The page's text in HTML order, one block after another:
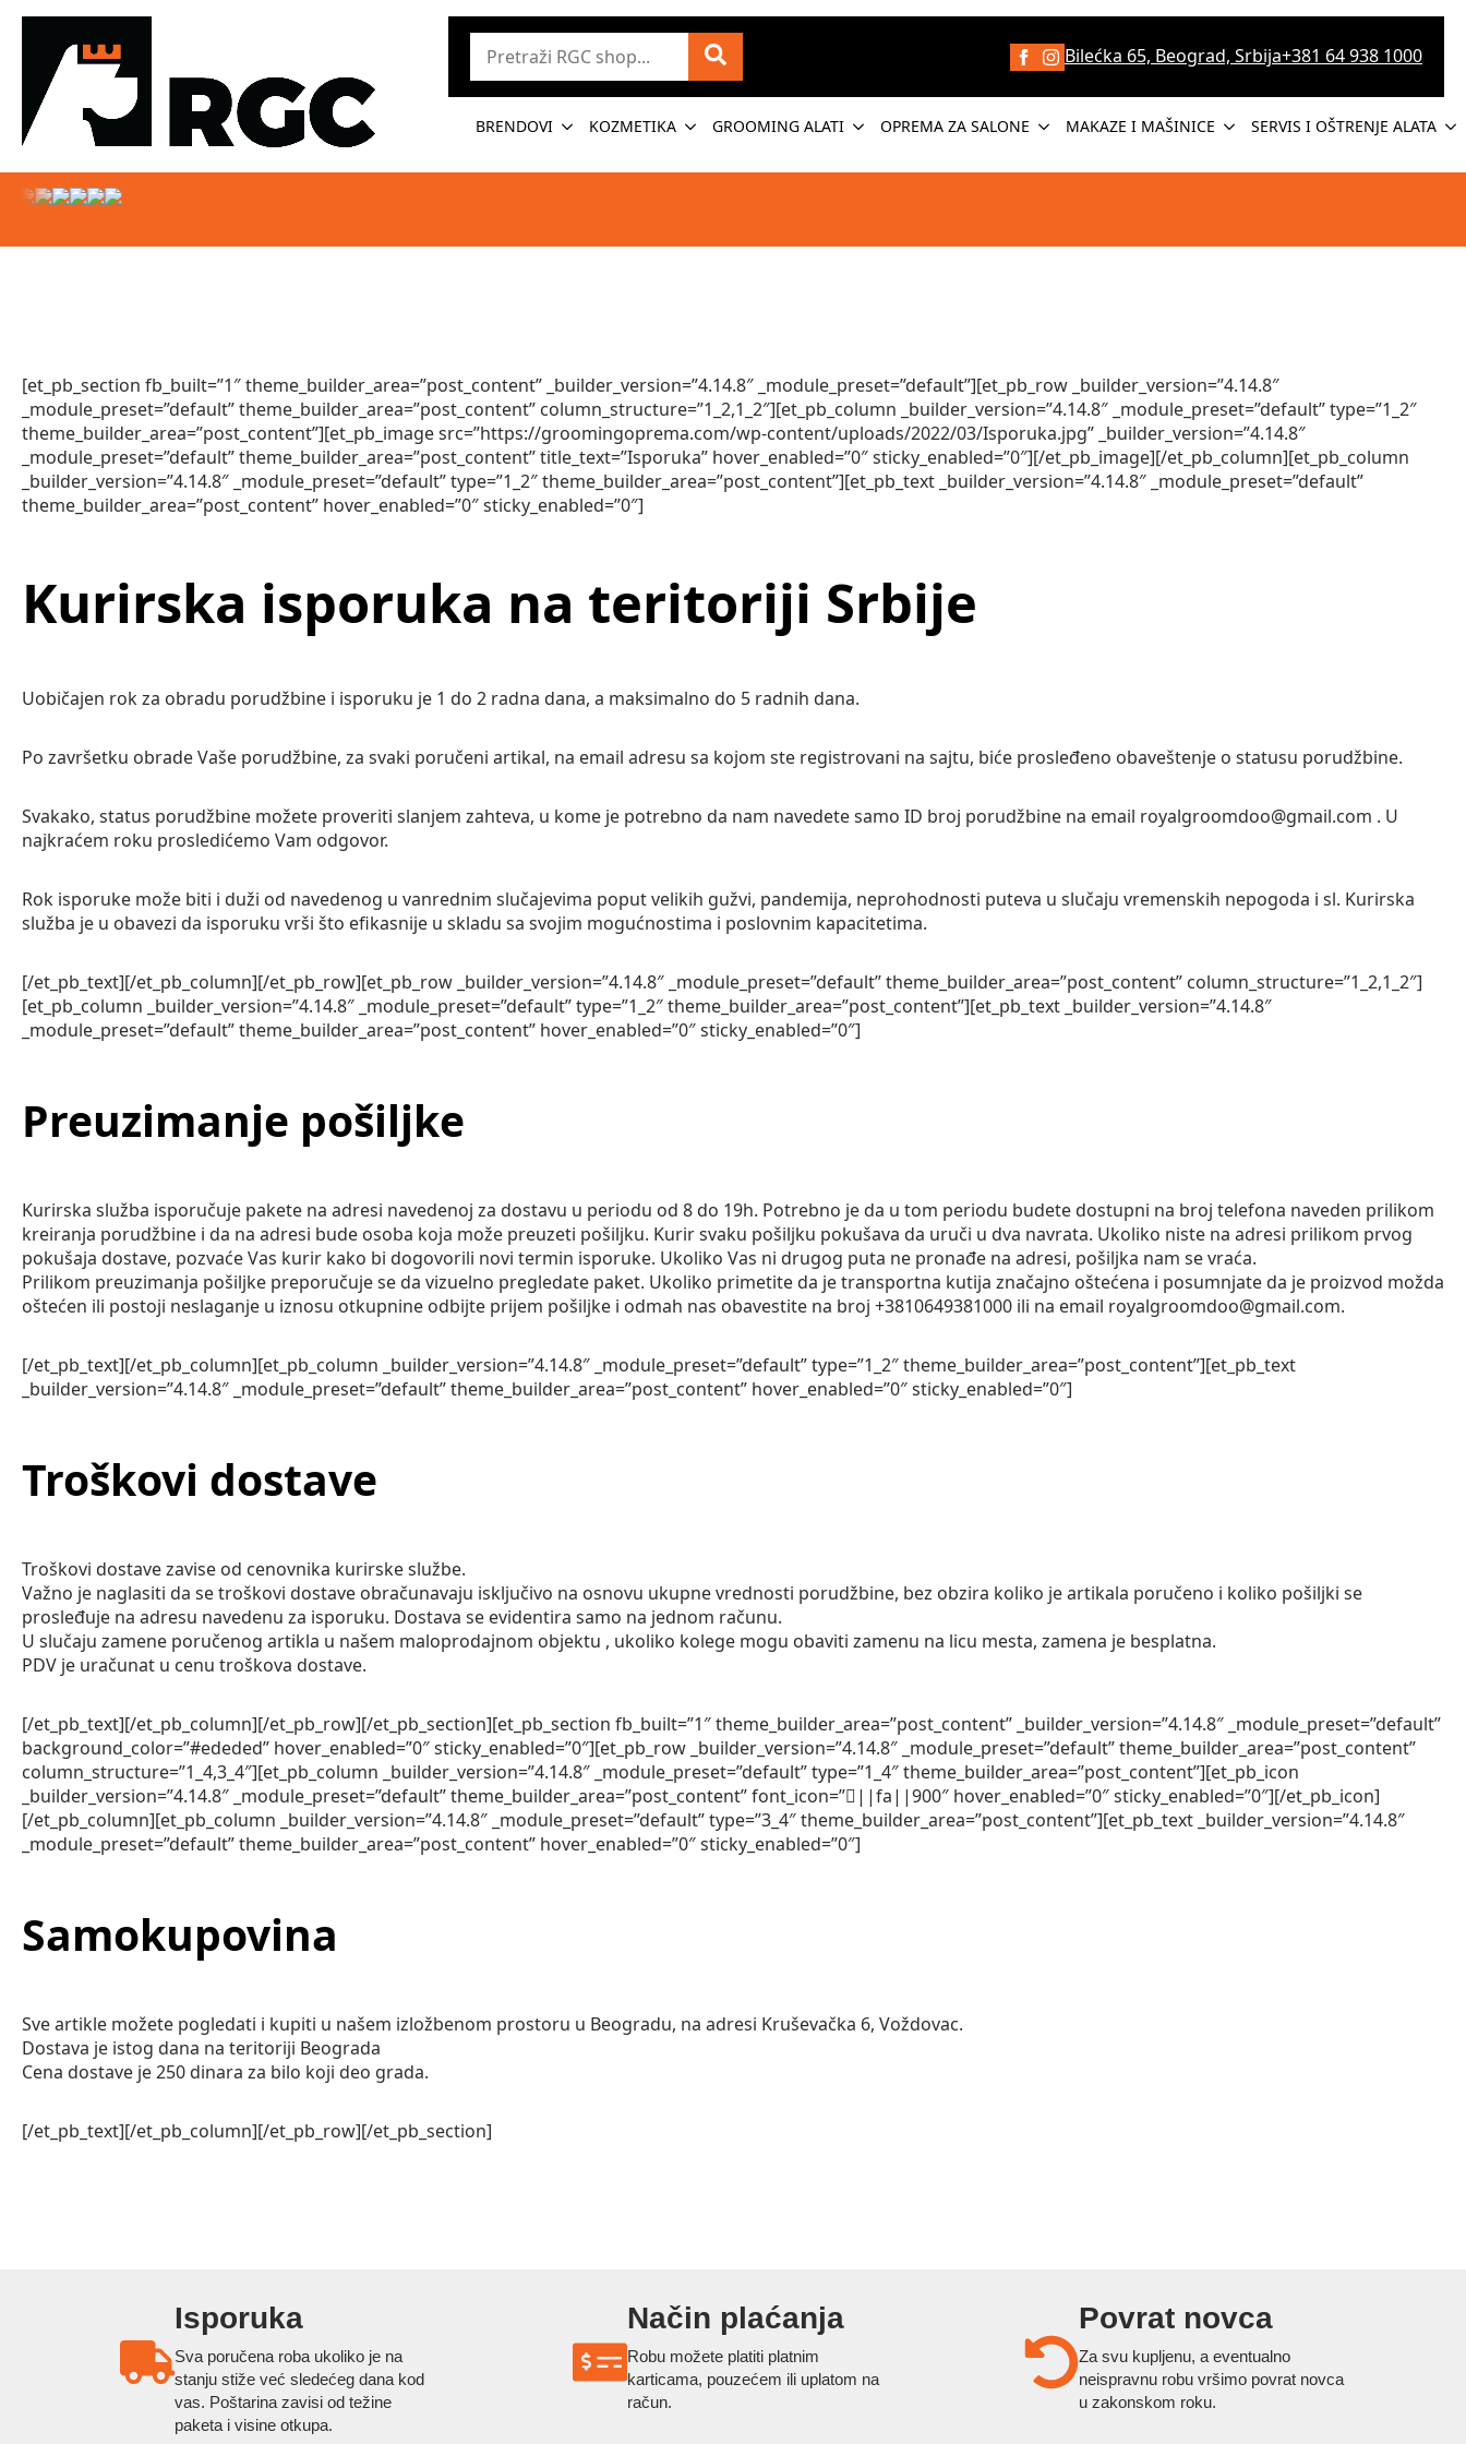
Bilećka 65, Beograd, Srbija+381 64 938 1000
BRENDOVI KOZMETIKA GROOMING ALATI OPREMA ZA SALONE MAKAZE I MAŠINICE SERVIS I OŠTRENJE ALATA
[et_pb_section fb_built=”1″ theme_builder_area=”post_content” _builder_version=”4.14.8″ _module_preset=”default”][et_pb_row _builder_version=”4.14.8″
_module_preset=”default” theme_builder_area=”post_content” column_structure=”1_2,1_2″][et_pb_column _builder_version=”4.14.8″ _module_preset=”default” type=”1_2″
theme_builder_area=”post_content”][et_pb_image src=”https://groomingoprema.com/wp-content/uploads/2022/03/Isporuka.jpg” _builder_version=”4.14.8″
_module_preset=”default” theme_builder_area=”post_content” title_text=”Isporuka” hover_enabled=”0″ sticky_enabled=”0″][/et_pb_image][/et_pb_column][et_pb_column
_builder_version=”4.14.8″ _module_preset=”default” type=”1_2″ theme_builder_area=”post_content”][et_pb_text _builder_version=”4.14.8″ _module_preset=”default”
theme_builder_area=”post_content” hover_enabled=”0″ sticky_enabled=”0″]
Kurirska isporuka na teritoriji Srbije
Uobičajen rok za obradu porudžbine i isporuku je 1 do 2 radna dana, a maksimalno do 5 radnih dana.
Po završetku obrade Vaše porudžbine, za svaki poručeni artikal, na email adresu sa kojom ste registrovani na sajtu, biće prosleđeno obaveštenje o statusu porudžbine.
Svakako, status porudžbine možete proveriti slanjem zahteva, u kome je potrebno da nam navedete samo ID broj porudžbine na email royalgroomdoo@gmail.com . U
najkraćem roku prosledićemo Vam odgovor.
Rok isporuke može biti i duži od navedenog u vanrednim slučajevima poput velikih gužvi, pandemija, neprohodnosti puteva u slučaju vremenskih nepogoda i sl. Kurirska
služba je u obavezi da isporuku vrši što efikasnije u skladu sa svojim mogućnostima i poslovnim kapacitetima.
[/et_pb_text][/et_pb_column][/et_pb_row][et_pb_row _builder_version=”4.14.8″ _module_preset=”default” theme_builder_area=”post_content” column_structure=”1_2,1_2″]
[et_pb_column _builder_version=”4.14.8″ _module_preset=”default” type=”1_2″ theme_builder_area=”post_content”][et_pb_text _builder_version=”4.14.8″
_module_preset=”default” theme_builder_area=”post_content” hover_enabled=”0″ sticky_enabled=”0″]
Preuzimanje pošiljke
Kurirska služba isporučuje pakete na adresi navedenoj za dostavu u periodu od 8 do 19h. Potrebno je da u tom periodu budete dostupni na broj telefona naveden prilikom
kreiranja porudžbine i da na adresi bude osoba koja može preuzeti pošiljku. Kurir svaku pošiljku pokušava da uruči u dva navrata. Ukoliko niste na adresi prilikom prvog
pokušaja dostave, pozvaće Vas kurir kako bi dogovorili novi termin isporuke. Ukoliko Vas ni drugog puta ne pronađe na adresi, pošiljka nam se vraća.
Prilikom preuzimanja pošiljke preporučuje se da vizuelno pregledate paket. Ukoliko primetite da je transportna kutija značajno oštećena i posumnjate da je proizvod možda
oštećen ili postoji neslaganje u iznosu otkupnine odbijte prijem pošiljke i odmah nas obavestite na broj +3810649381000 ili na email royalgroomdoo@gmail.com.
[/et_pb_text][/et_pb_column][et_pb_column _builder_version=”4.14.8″ _module_preset=”default” type=”1_2″ theme_builder_area=”post_content”][et_pb_text
_builder_version=”4.14.8″ _module_preset=”default” theme_builder_area=”post_content” hover_enabled=”0″ sticky_enabled=”0″]
Troškovi dostave
Troškovi dostave zavise od cenovnika kurirske službe.
Važno je naglasiti da se troškovi dostave obračunavaju isključivo na osnovu ukupne vrednosti porudžbine, bez obzira koliko je artikala poručeno i koliko pošiljki se
prosleđuje na adresu navedenu za isporuku. Dostava se evidentira samo na jednom računu.
U slučaju zamene poručenog artikla u našem maloprodajnom objektu , ukoliko kolege mogu obaviti zamenu na licu mesta, zamena je besplatna.
PDV je uračunat u cenu troškova dostave.
[/et_pb_text][/et_pb_column][/et_pb_row][/et_pb_section][et_pb_section fb_built=”1″ theme_builder_area=”post_content” _builder_version=”4.14.8″ _module_preset=”default”
background_color=”#ededed” hover_enabled=”0″ sticky_enabled=”0″][et_pb_row _builder_version=”4.14.8″ _module_preset=”default” theme_builder_area=”post_content”
column_structure=”1_4,3_4″][et_pb_column _builder_version=”4.14.8″ _module_preset=”default” type=”1_4″ theme_builder_area=”post_content”][et_pb_icon
_builder_version=”4.14.8″ _module_preset=”default” theme_builder_area=”post_content” font_icon=”||fa||900″ hover_enabled=”0″ sticky_enabled=”0″][/et_pb_icon]
[/et_pb_column][et_pb_column _builder_version=”4.14.8″ _module_preset=”default” type=”3_4″ theme_builder_area=”post_content”][et_pb_text _builder_version=”4.14.8″
_module_preset=”default” theme_builder_area=”post_content” hover_enabled=”0″ sticky_enabled=”0″]
Samokupovina
Sve artikle možete pogledati i kupiti u našem izložbenom prostoru u Beogradu, na adresi Kruševačka 6, Voždovac.
Dostava je istog dana na teritoriji Beograda
Cena dostave je 250 dinara za bilo koji deo grada.
[/et_pb_text][/et_pb_column][/et_pb_row][/et_pb_section]
Isporuka
Sva poručena roba ukoliko je na
stanju stiže već sledećeg dana kod
vas. Poštarina zavisi od težine
paketa i visine otkupa.
Način plaćanja
Robu možete platiti platnim
karticama, pouzećem ili uplatom na
račun.
Povrat novca
Za svu kupljenu, a eventualno
neispravnu robu vršimo povrat novca
u zakonskom roku.